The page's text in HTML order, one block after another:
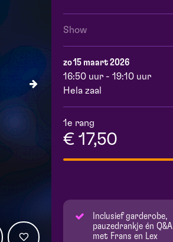
Show
zo 15 maart 2026
16:50 uur - 19:10 uur
Hela zaal
1e rang
€ 17,50
Inclusief garderobe,
pauzedrankje én Q&A
met Frans en Lex